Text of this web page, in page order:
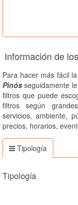
Información de
Para hacer más fácil
Pinós seguidamente
filtros que puede
filtros según
servicios, ambiente,
precios, horarios,
Tipología
Tipología